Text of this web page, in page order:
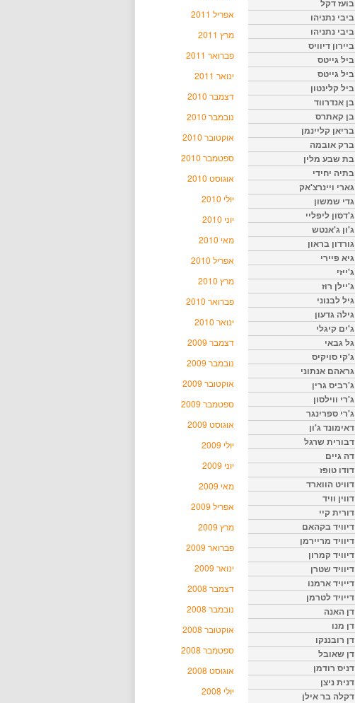
אפריל 2011
מרץ 2011
פברואר 2011
ינואר 2011
דצמבר 2010
נובמבר 2010
אוקטובר 2010
ספטמבר 2010
אוגוסט 2010
יולי 2010
יוני 2010
מאי 2010
אפריל 2010
מרץ 2010
פברואר 2010
ינואר 2010
דצמבר 2009
נובמבר 2009
אוקטובר 2009
ספטמבר 2009
אוגוסט 2009
יולי 2009
יוני 2009
מאי 2009
אפריל 2009
מרץ 2009
פברואר 2009
ינואר 2009
דצמבר 2008
נובמבר 2008
אוקטובר 2008
ספטמבר 2008
אוגוסט 2008
יולי 2008
בועז דקל
ביבי נתניהו
ביבי נתניהו
ביירון דיוויס
ביל גייטס
ביל גייטס
ביל קלינטון
בן אנדרווד
בן קאתרס
בריאן קליינמן
ברק אובמה
בת שבע מלין
בתיה יחידי
גארי ויינרצ'אק
גדי שמשון
ג'דסון ליפליי
ג'ון ג'אנטש
גורדון בראון
גיא פיירי
ג'ייזי
ג'יילן רוז
גיל לבנוני
גילה גדעון
ג'ים קיגלי
גל גבאי
ג'קי סויקיס
גראהם אנתוני
ג'רביס גרין
ג'רי ווילסון
ג'רי ספרינגר
דאימונד ג'ון
דבורית שרגל
דה גיים
דודו טופז
דוויט הווארד
דווין וויד
דורית קיי
דיוויד בקהאם
דיוויד מריירמן
דיוויד קמרון
דיוויד שטרן
דייויד ארמנו
דייויד לטרמן
דן האנה
דן מנו
דן רובננקו
דן שאובל
דניס רודמן
דנית ניצן
דקלה בר אילן